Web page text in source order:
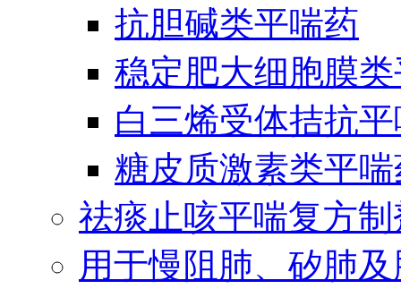
抗胆碱类平喘药
稳定肥大细胞膜
白三烯受体拮抗
糖皮质激素类平
祛痰止咳平喘复方制
用于慢阻肺、矽肺